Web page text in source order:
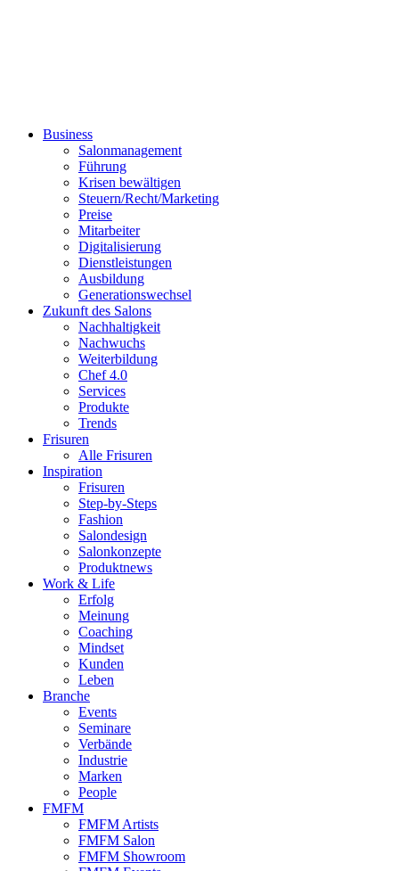
Business
Salonmanagement
Führung
Krisen bewältigen
Steuern/Recht/Marketing
Preise
Mitarbeiter
Digitalisierung
Dienstleistungen
Ausbildung
Generationswechsel
Zukunft des Salons
Nachhaltigkeit
Nachwuchs
Weiterbildung
Chef 4.0
Services
Produkte
Trends
Frisuren
Alle Frisuren
Inspiration
Frisuren
Step-by-Steps
Fashion
Salondesign
Salonkonzepte
Produktnews
Work & Life
Erfolg
Meinung
Coaching
Mindset
Kunden
Leben
Branche
Events
Seminare
Verbände
Industrie
Marken
People
FMFM
FMFM Artists
FMFM Salon
FMFM Showroom